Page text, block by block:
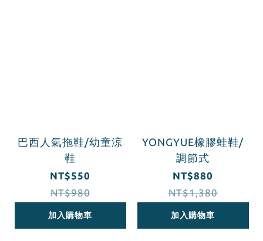
巴西人氣拖鞋/幼童涼
鞋
NT$550
NT$980
加入購物車
YONGYUE橡膠蛙鞋/
調節式
NT$880
NT$1,380
加入購物車